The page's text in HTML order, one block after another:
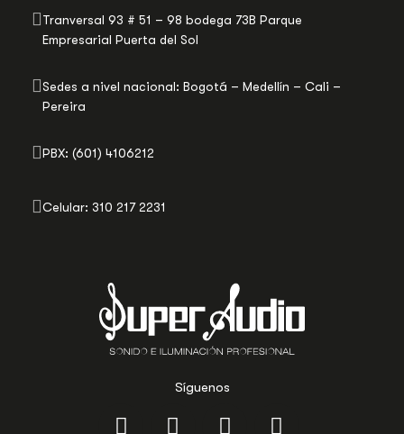
Síguenos
Tranversal 93 # 51 – 98 bodega 73B Parque
Empresarial Puerta del Sol
Sedes a nivel nacional: Bogotá – Medellín – Cali –
Pereira
PBX: (601) 4106212
Celular: 310 217 2231